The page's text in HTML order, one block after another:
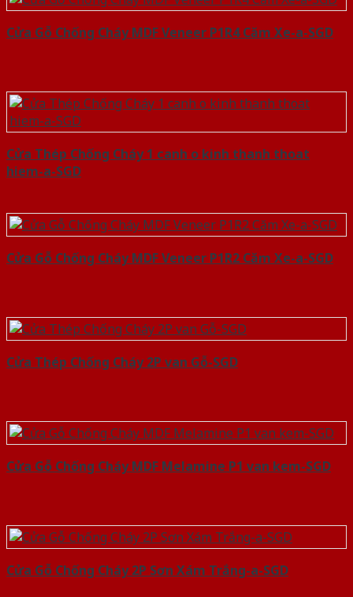
Cửa Gỗ Chống Cháy MDF Veneer P1R4 Căm Xe-a-SGD
Cửa Thép Chống Cháy 1 canh o kinh thanh thoat
hiem-a-SGD
Cửa Gỗ Chống Cháy MDF Veneer P1R2 Căm Xe-a-SGD
Cửa Thép Chống Cháy 2P van Gỗ-SGD
Cửa Gỗ Chống Cháy MDF Melamine P1 van kem-SGD
Cửa Gỗ Chống Cháy 2P Sơn Xám Trắng-a-SGD